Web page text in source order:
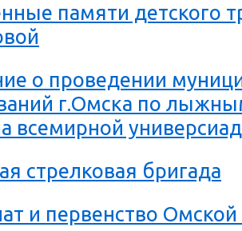
памяти детского
о проведении
г.Омска по
всемирной
стрелковая бригада
и первенство Омской